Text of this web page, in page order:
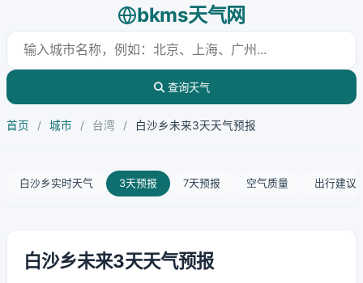
bkms天气网
查询天气
首页 / 城市 / 台湾 / 白沙乡未来3天天气预报
白沙乡实时天气 3天预报 7天预报 空气质量 出行建议
白沙乡未来3天天气预报